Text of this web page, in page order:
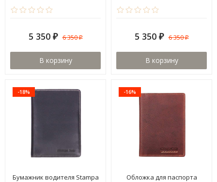
5 350 ₽ 6 350₽
В корзину
5 350 ₽ 6 350₽
В корзину
-18%
Бумажник водителя Stampa
-16%
Обложка для паспорта